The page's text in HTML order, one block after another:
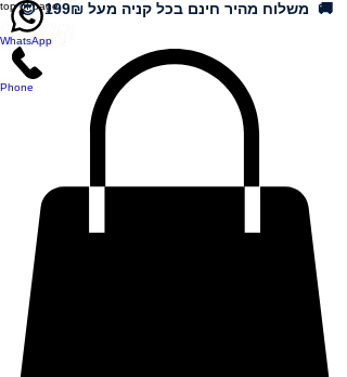
top of page 🚚 משלוח מהיר חינם בכל קניה מעל 199₪ 😍
WhatsApp
Phone